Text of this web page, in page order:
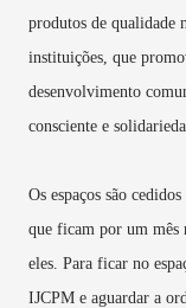
produtos de qualidade
instituições, que
desenvolvimento
consciente e
Os espaços são
que ficam por um mês
eles. Para ficar no
IJCPM e aguardar a